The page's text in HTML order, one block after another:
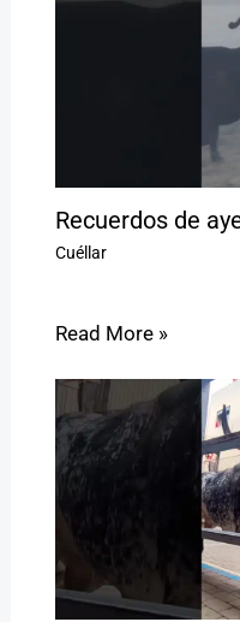
Recuerdos de
Cuéllar
Read More »